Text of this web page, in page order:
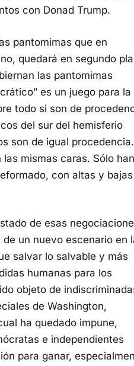
con Donad Trump.
pantomimas que en
quedará en segundo
las pantomimas
es un juego para la
todo si son de
del sur del hemisferio
son de igual
mismas caras. Sólo han
con altas y bajas
de esas
un nuevo escenario en
salvar lo salvable y más
humanas para los
objeto de
de Washington,
ha quedado impune,
e independientes
para ganar,